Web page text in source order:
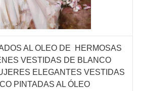
AL OLEO DE HERMOSAS
VESTIDAS DE BLANCO
ELEGANTES VESTIDAS
PINTADAS AL ÓLEO